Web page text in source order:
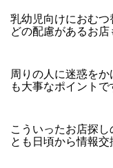
乳幼児向けにおむ
どの配慮があるお店
周りの人に迷惑を
も大事なポイントで
こういったお店探
とも日頃から情報交